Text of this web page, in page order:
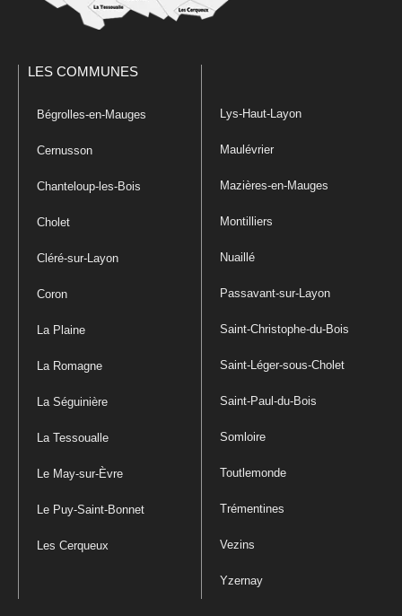
LES COMMUNES
Bégrolles-en-Mauges
Cernusson
Chanteloup-les-Bois
Cholet
Cléré-sur-Layon
Coron
La Plaine
La Romagne
La Séguinière
La Tessoualle
Le May-sur-Èvre
Le Puy-Saint-Bonnet
Les Cerqueux
Lys-Haut-Layon
Maulévrier
Mazières-en-Mauges
Montilliers
Nuaillé
Passavant-sur-Layon
Saint-Christophe-du-Bois
Saint-Léger-sous-Cholet
Saint-Paul-du-Bois
Somloire
Toutlemonde
Trémentines
Vezins
Yzernay